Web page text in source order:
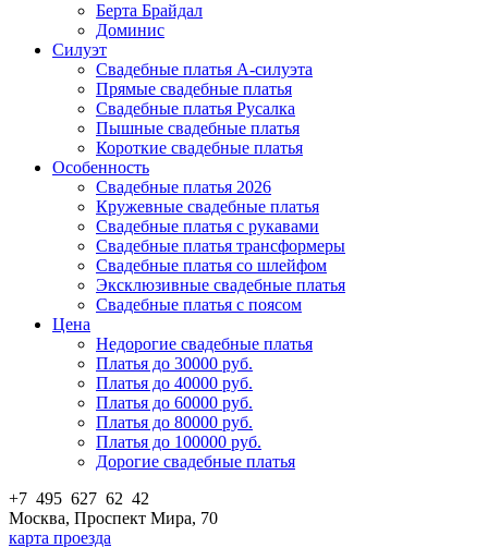
Берта Брайдал
Доминис
Силуэт
Свадебные платья А-силуэта
Прямые свадебные платья
Свадебные платья Русалка
Пышные свадебные платья
Короткие свадебные платья
Особенность
Свадебные платья 2026
Кружевные свадебные платья
Свадебные платья с рукавами
Свадебные платья трансформеры
Свадебные платья со шлейфом
Эксклюзивные свадебные платья
Свадебные платья с поясом
Цена
Недорогие свадебные платья
Платья до 30000 руб.
Платья до 40000 руб.
Платья до 60000 руб.
Платья до 80000 руб.
Платья до 100000 руб.
Дорогие свадебные платья
+7 495 627 62 42
Москва, Проспект Мира, 70
карта проезда